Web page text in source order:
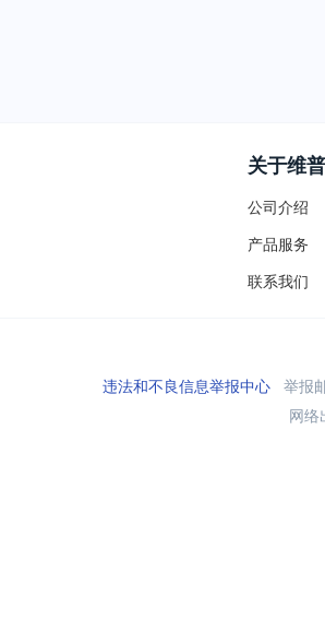
关于维普
公司介绍
产品服务
联系我们
违法和不良信息举报中心举报
网